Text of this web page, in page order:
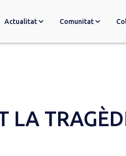
Actualitat Comunitat
LA